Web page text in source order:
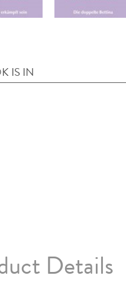
IS IN
Details